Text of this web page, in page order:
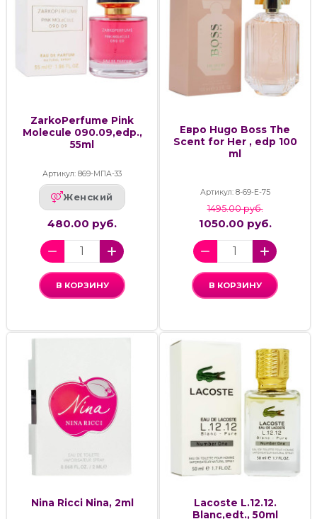
ZarkoPerfume Pink
Molecule 090.09,edp.,
55ml
Артикул: 869-МПА-33
Женский
480.00 руб.
В КОРЗИНУ
Евро Hugo Boss The
Scent for Her , edp 100
ml
Артикул: 8-69-Е-75
1495.00 руб.
1050.00 руб.
В КОРЗИНУ
Nina Ricci Nina, 2ml
Lacoste L.12.12.
Blanc,edt., 50ml